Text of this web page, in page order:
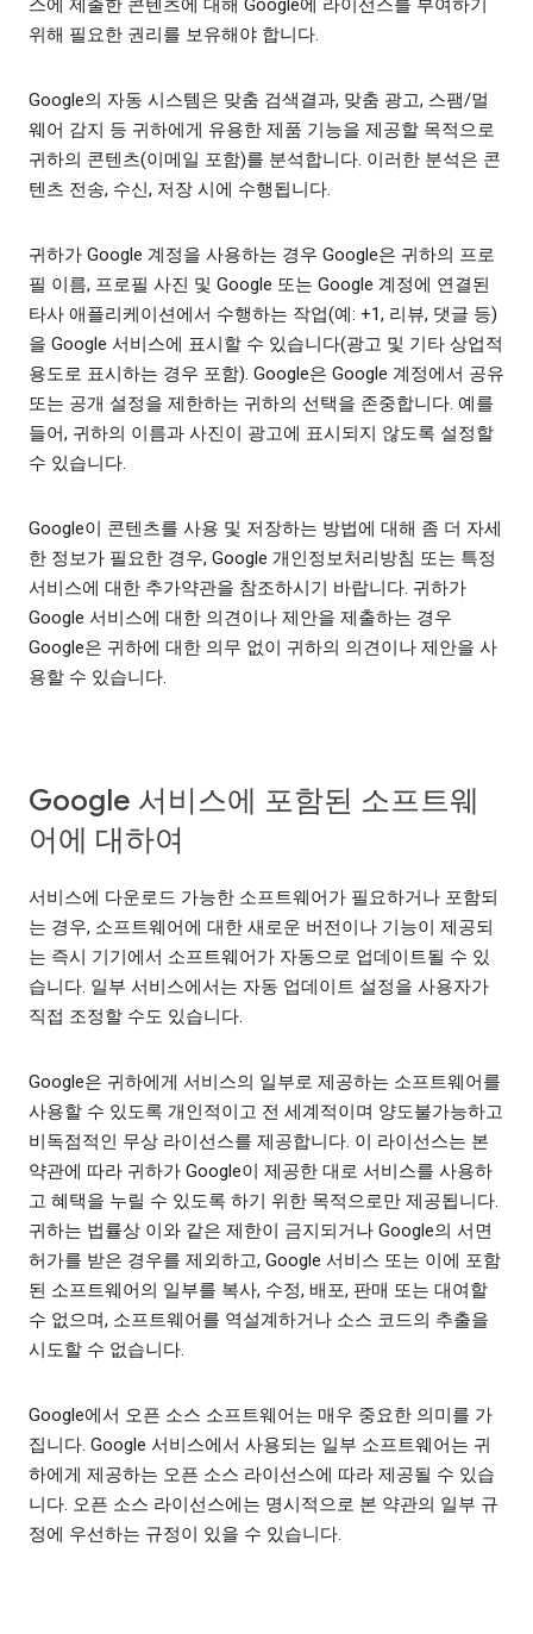
스에 제출한 콘텐츠에 대해 Google에 라이선스를 부여하기
위해 필요한 권리를 보유해야 합니다.
Google의 자동 시스템은 맞춤 검색결과, 맞춤 광고, 스팸/멀
웨어 감지 등 귀하에게 유용한 제품 기능을 제공할 목적으로
귀하의 콘텐츠(이메일 포함)를 분석합니다. 이러한 분석은 콘
텐츠 전송, 수신, 저장 시에 수행됩니다.
귀하가 Google 계정을 사용하는 경우 Google은 귀하의 프로
필 이름, 프로필 사진 및 Google 또는 Google 계정에 연결된
타사 애플리케이션에서 수행하는 작업(예: +1, 리뷰, 댓글 등)
을 Google 서비스에 표시할 수 있습니다(광고 및 기타 상업적
용도로 표시하는 경우 포함). Google은 Google 계정에서 공유
또는 공개 설정을 제한하는 귀하의 선택을 존중합니다. 예를
들어, 귀하의 이름과 사진이 광고에 표시되지 않도록 설정할
수 있습니다.
Google이 콘텐츠를 사용 및 저장하는 방법에 대해 좀 더 자세
한 정보가 필요한 경우, Google 개인정보처리방침 또는 특정
서비스에 대한 추가약관을 참조하시기 바랍니다. 귀하가
Google 서비스에 대한 의견이나 제안을 제출하는 경우
Google은 귀하에 대한 의무 없이 귀하의 의견이나 제안을 사
용할 수 있습니다.
Google 서비스에 포함된 소프트웨
어에 대하여
서비스에 다운로드 가능한 소프트웨어가 필요하거나 포함되
는 경우, 소프트웨어에 대한 새로운 버전이나 기능이 제공되
는 즉시 기기에서 소프트웨어가 자동으로 업데이트될 수 있
습니다. 일부 서비스에서는 자동 업데이트 설정을 사용자가
직접 조정할 수도 있습니다.
Google은 귀하에게 서비스의 일부로 제공하는 소프트웨어를
사용할 수 있도록 개인적이고 전 세계적이며 양도불가능하고
비독점적인 무상 라이선스를 제공합니다. 이 라이선스는 본
약관에 따라 귀하가 Google이 제공한 대로 서비스를 사용하
고 혜택을 누릴 수 있도록 하기 위한 목적으로만 제공됩니다.
귀하는 법률상 이와 같은 제한이 금지되거나 Google의 서면
허가를 받은 경우를 제외하고, Google 서비스 또는 이에 포함
된 소프트웨어의 일부를 복사, 수정, 배포, 판매 또는 대여할
수 없으며, 소프트웨어를 역설계하거나 소스 코드의 추출을
시도할 수 없습니다.
Google에서 오픈 소스 소프트웨어는 매우 중요한 의미를 가
집니다. Google 서비스에서 사용되는 일부 소프트웨어는 귀
하에게 제공하는 오픈 소스 라이선스에 따라 제공될 수 있습
니다. 오픈 소스 라이선스에는 명시적으로 본 약관의 일부 규
정에 우선하는 규정이 있을 수 있습니다.